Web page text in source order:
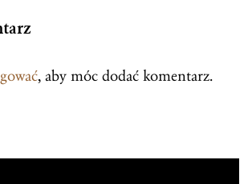
, aby móc dodać komentarz.